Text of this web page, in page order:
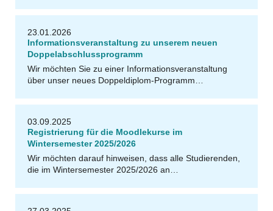
23.01.2026
Informationsveranstaltung zu unserem neuen
Doppelabschlussprogramm
Wir möchten Sie zu einer Informationsveranstaltung
über unser neues Doppeldiplom-Programm…
03.09.2025
Registrierung für die Moodlekurse im
Wintersemester 2025/2026
Wir möchten darauf hinweisen, dass alle Studierenden,
die im Wintersemester 2025/2026 an…